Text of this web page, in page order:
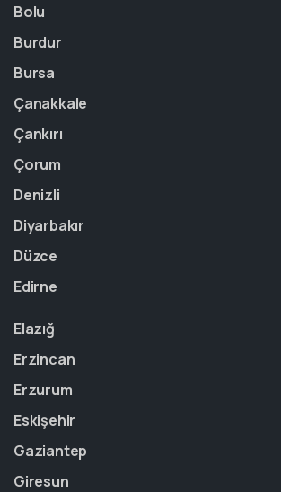
Bolu
Burdur
Bursa
Çanakkale
Çankırı
Çorum
Denizli
Diyarbakır
Düzce
Edirne
Elazığ
Erzincan
Erzurum
Eskişehir
Gaziantep
Giresun